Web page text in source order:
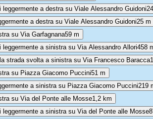
leggermente a destra su Viale Alessandro Guidoni
a destra su Viale Alessandro Guidoni25 m
su Via Garfagnana59 m
leggermente a sinistra su Via Alessandro Allori458
strada svolta a sinistra su Via Francesco Baracca
su Piazza Giacomo Puccini51 m
a sinistra su Piazza Giacomo Puccini219
su Via del Ponte alle Mosse1,2 km
leggermente a sinistra su Via del Ponte alle Mosse